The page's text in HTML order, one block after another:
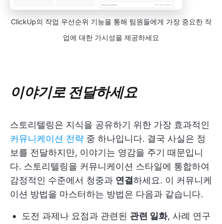
ClickUp의 작업 우선순위 기능을 통해 팀원들에게 가장 중요한 작
업에 대한 가시성을 제공하세요
이야기로 전달하세요
스토리텔링은 지식을 공유하기 위한 가장 효과적인
커뮤니케이션 전략 중 하나입니다. 결국 사실은 정
보를 전달하지만, 이야기는 영감을 주기 때문입니
다. 스토리텔링을 커뮤니케이션 스타일에 통합하여
감정적인 수준에서 청중과 연결하세요. 이 커뮤니케
이션 방법을 마스터하는 방법은 다음과 같습니다.
도전 과제나 요점과 관련된 관련 일화, 사례 연구